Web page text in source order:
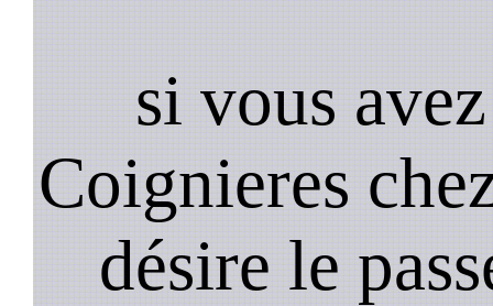
si vous
Coignieres
désire le